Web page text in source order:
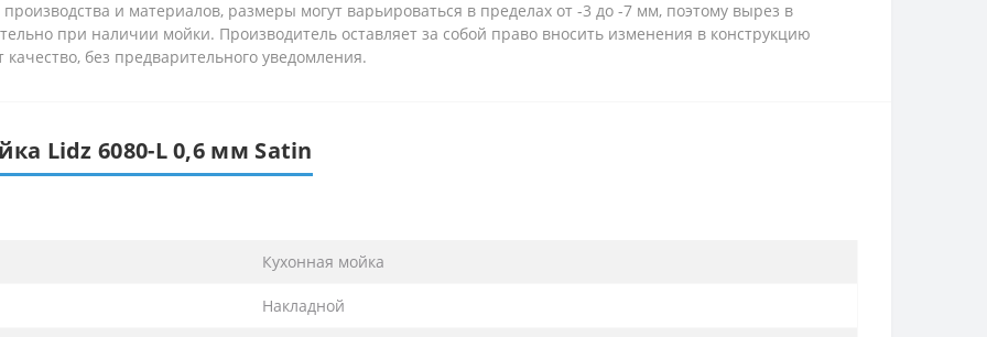
и материалов, размеры могут варьироваться в пределах от -3 до -7 мм, поэтому вырез в
при наличии мойки. Производитель оставляет за собой право вносить изменения в конструкцию
без предварительного уведомления.
Lidz 6080-L 0,6 мм Satin
Кухонная мойка
Накладной